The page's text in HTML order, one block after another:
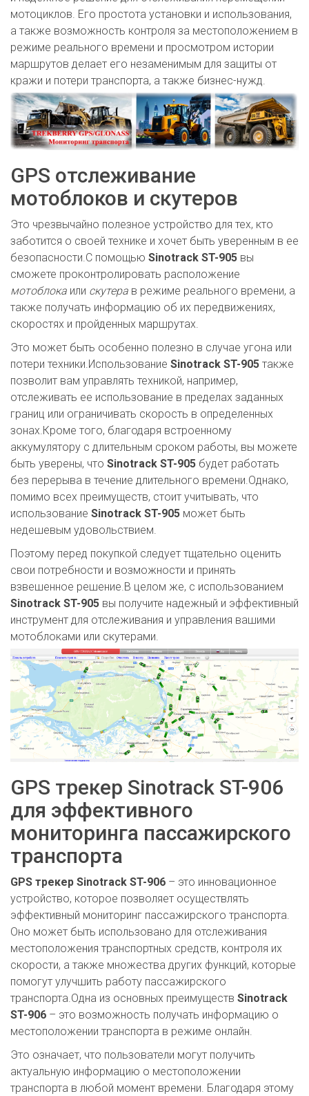
мотоциклов. Его простота установки и использования,
а также возможность контроля за местоположением в
режиме реального времени и просмотром истории
маршрутов делает его незаменимым для защиты от
кражи и потери транспорта, а также бизнес-нужд.
GPS отслеживание
мотоблоков и скутеров
Это чрезвычайно полезное устройство для тех, кто
заботится о своей технике и хочет быть уверенным в ее
безопасности.С помощью Sinotrack ST-905 вы
сможете проконтролировать расположение
мотоблока или скутера в режиме реального времени, а
также получать информацию об их передвижениях,
скоростях и пройденных маршрутах.
Это может быть особенно полезно в случае угона или
потери техники.Использование Sinotrack ST-905 также
позволит вам управлять техникой, например,
отслеживать ее использование в пределах заданных
границ или ограничивать скорость в определенных
зонах.Кроме того, благодаря встроенному
аккумулятору с длительным сроком работы, вы можете
быть уверены, что Sinotrack ST-905 будет работать
без перерыва в течение длительного времени.Однако,
помимо всех преимуществ, стоит учитывать, что
использование Sinotrack ST-905 может быть
недешевым удовольствием.
Поэтому перед покупкой следует тщательно оценить
свои потребности и возможности и принять
взвешенное решение.В целом же, с использованием
Sinotrack ST-905 вы получите надежный и эффективный
инструмент для отслеживания и управления вашими
мотоблоками или скутерами.
GPS трекер Sinotrack ST-906
для эффективного
мониторинга пассажирского
транспорта
GPS трекер Sinotrack ST-906 – это инновационное
устройство, которое позволяет осуществлять
эффективный мониторинг пассажирского транспорта.
Оно может быть использовано для отслеживания
местоположения транспортных средств, контроля их
скорости, а также множества других функций, которые
помогут улучшить работу пассажирского
транспорта.Одна из основных преимуществ Sinotrack
ST-906 – это возможность получать информацию о
местоположении транспорта в режиме онлайн.
Это означает, что пользователи могут получить
актуальную информацию о местоположении
транспорта в любой момент времени. Благодаря этому